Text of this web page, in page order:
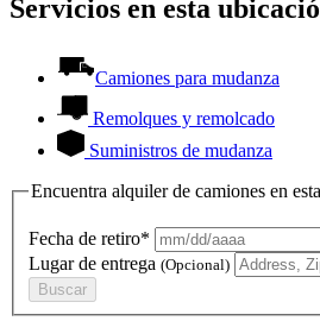
Servicios en esta
Camiones para mudanza
Remolques y remolcado
Suministros de mudanza
Encuentra alquiler de camiones en
Fecha de retiro*
Lugar de entrega (Opcional)
Buscar